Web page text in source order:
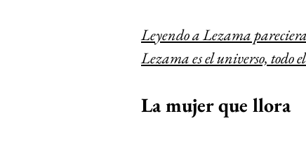
Leyendo a Lezama
Lezama es el universo, todo
La mujer que llora